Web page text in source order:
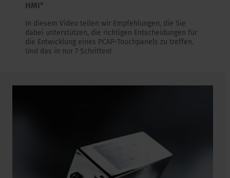
HMI"
In diesem Video teilen wir Empfehlungen, die Sie
dabei unterstützen, die richtigen Entscheidungen für
die Entwicklung eines PCAP-Touchpanels zu treffen.
Und das in nur 7 Schritten!